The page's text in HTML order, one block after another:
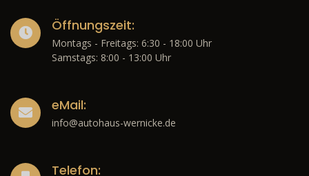
Öffnungszeit:
Montags - Freitags: 6:30 - 18:00 Uhr
Samstags: 8:00 - 13:00 Uhr
eMail:
info@autohaus-wernicke.de
Telefon: